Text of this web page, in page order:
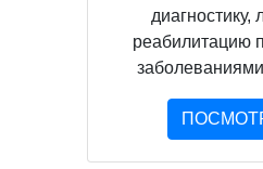
диагностику,
реабилитацию